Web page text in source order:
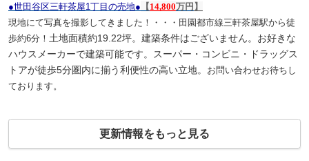
●世田谷区三軒茶屋1丁目の売地● 【14,800万円 】
現地にて写真を撮影してきました！・・・田園都市線三軒茶屋駅から徒
歩約6分！ 土地面積約19.22坪。建築条件はございません。お好きな
ハウスメーカーで建築可能です。スーパー・コンビニ・ドラッグス
トアが徒歩5分圏内に揃う利便性の高い立地。
お問い合わせお待ちし
ております。
更新情報をもっと見る